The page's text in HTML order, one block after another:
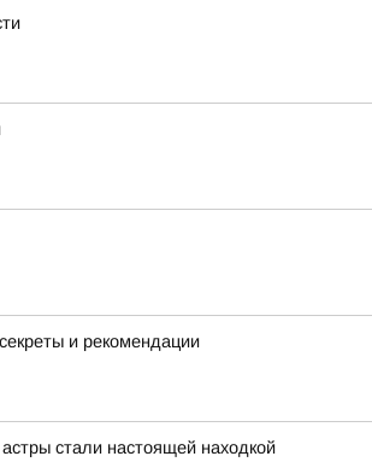
и рекомендации
стали настоящей находкой